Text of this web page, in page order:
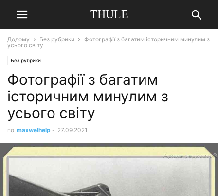
THULE
Додому Без рубрики
Фотографії з багатим історичним минулим з
усього світу
Без рубрики
Фотографії з багатим
історичним минулим з
усього світу
по maxwelhelp - 27.09.2021